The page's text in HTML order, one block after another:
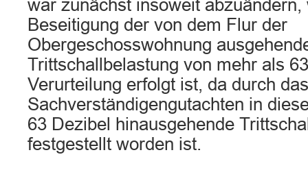
war zunächst insoweit
Beseitigung der von dem Flur der
Obergeschosswohnung
Trittschallbelastung von mehr als
Verurteilung erfolgt ist, da durch
Sachverständigengutachten in
63 Dezibel hinausgehende
festgestellt worden ist.